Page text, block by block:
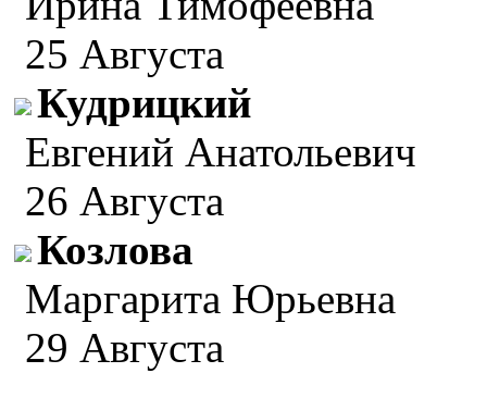
25 Августа
Кудрицкий
Евгений Анатольевич
26 Августа
Козлова
Маргарита Юрьевна
29 Августа